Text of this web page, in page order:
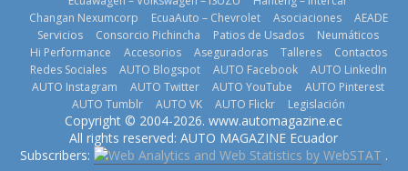
25 de julio de
2026
La FEDAK
recibe 12
Sinotruk
La FEDAK
recibe 12
Changan Nexumcorp
EcuaAuto – Chevrolet Asociaciones
AEADE
Servicios
Consorcio Pichincha Patios de Usados
Neumáticos
Hi Performance
Accesorios Aseguradoras Talleres
Contactos
Redes Sociales
AUTO Blogspot AUTO Facebook
AUTO LinkedIn
AUTO Instagram
AUTO Twitter AUTO YouTube
AUTO Pinterest
AUTO Tumblr
AUTO VK AUTO Flickr Legislación
Copyright © 2004-2026. www.automagazine.ec
All rights reserved: AUTO MAGAZINE Ecuador
Subscribers:
.